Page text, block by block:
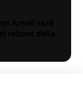
Amell sarà
reboot della